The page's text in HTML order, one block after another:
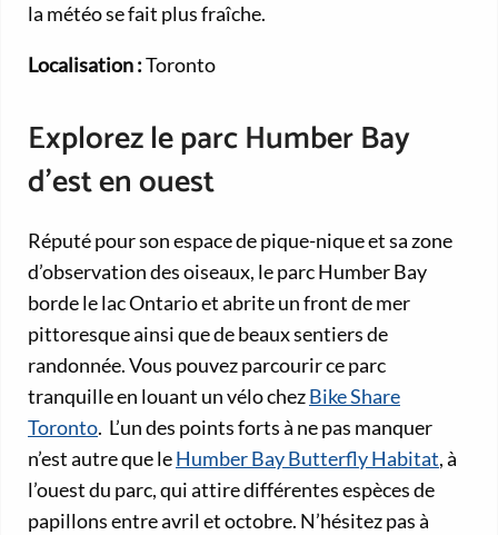
la météo se fait plus fraîche.
Localisation :Toronto
Explorez le parc Humber Bay
d’est en ouest
Réputé pour son espace de pique-nique et sa zone
d’observation des oiseaux, le parc Humber Bay
borde le lac Ontario et abrite un front de mer
pittoresque ainsi que de beaux sentiers de
randonnée. Vous pouvez parcourir ce parc
tranquille en louant un vélo chezBike Share
Toronto. L’un des points forts à ne pas manquer
n’est autre que leHumber Bay Butterfly Habitat, à
l’ouest du parc, qui attire différentes espèces de
papillons entre avril et octobre. N’hésitez pas à